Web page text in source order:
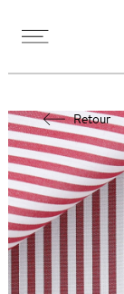
Retour